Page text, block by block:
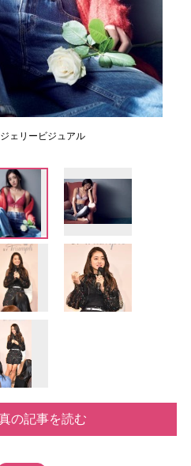
ェリービジュアル
の記事を読む